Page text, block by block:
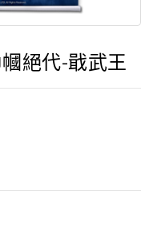
絕代-戢武王